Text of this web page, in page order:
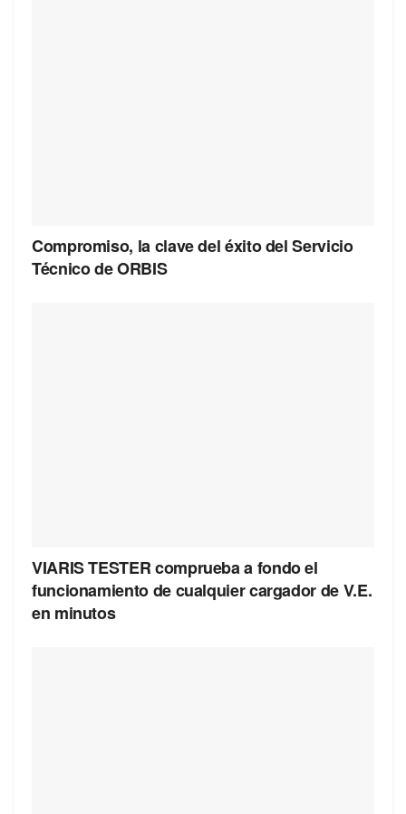
Compromiso, la clave del éxito del Servicio
Técnico de ORBIS
VIARIS TESTER comprueba a fondo el
funcionamiento de cualquier cargador de V.E.
en minutos